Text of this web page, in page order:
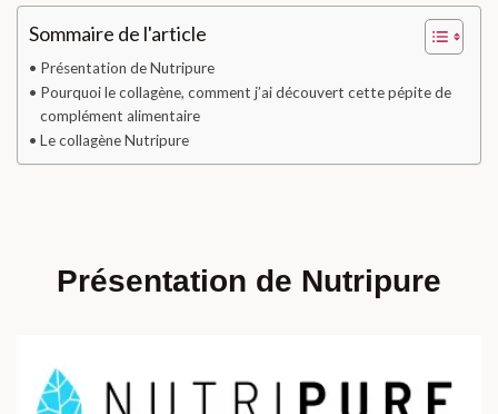
Sommaire de l'article
Présentation de Nutripure
Pourquoi le collagène, comment j’ai découvert cette pépite de
complément alimentaire
Le collagène Nutripure
Présentation de Nutripure